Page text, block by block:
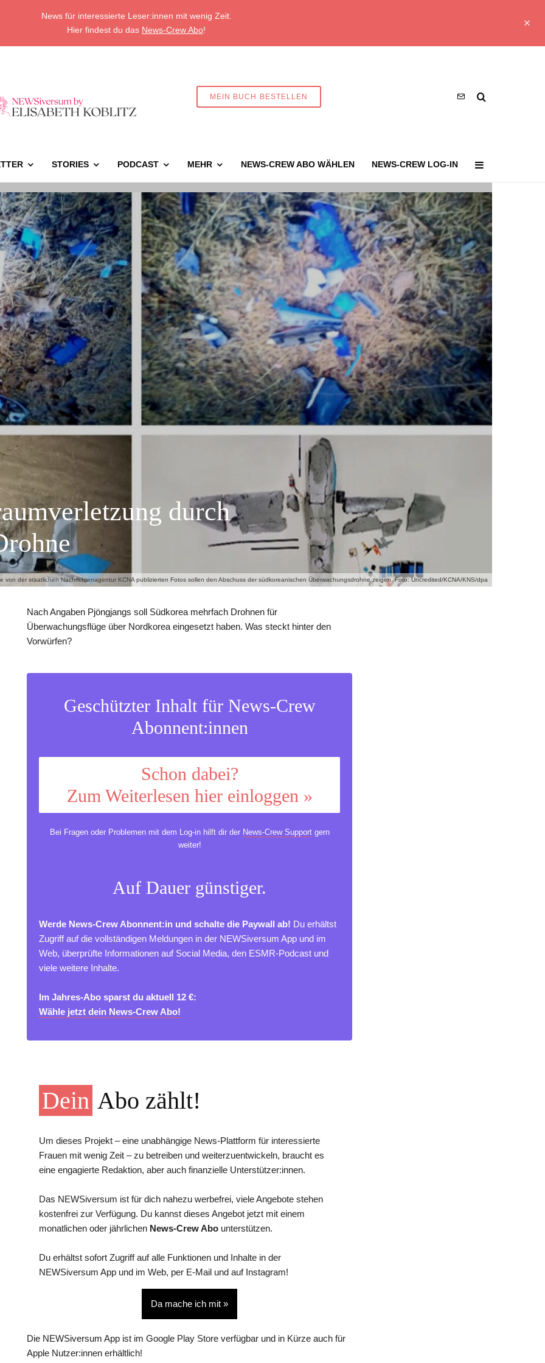
News für interessierte Leser:innen mit wenig Zeit.
Hier findest du das News-Crew Abo!
MEIN BUCH BESTELLEN
STORIES PODCAST MEHR NEWS-CREW ABO WÄHLEN NEWS-CREW LOG-IN
von der staatlichen Nachrichtenagentur KCNA publizierten Fotos sollen den Abschuss der südkoreanischen Überwachungsdrohne zeigen. Foto: Uncredited/KCNA/KNS/dpa
durch
Nach Angaben Pjöngjangs soll Südkorea mehrfach Drohnen für
Überwachungsflüge über Nordkorea eingesetzt haben. Was steckt hinter den
Vorwürfen?
Geschützter Inhalt für News-Crew
Abonnent:innen
Schon dabei?
Zum Weiterlesen hier einloggen »
Bei Fragen oder Problemen mit dem Log-in hilft dir der News-Crew Supportgern
weiter!
Auf Dauer günstiger.
Werde News-Crew Abonnent:in und schalte die Paywall ab! Du erhältst
Zugriff auf die vollständigen Meldungen in der NEWSiversum App und im
Web, überprüfte Informationen auf Social Media, den ESMR-Podcast und
viele weitere Inhalte.
Im Jahres-Abo sparst du aktuell 12 €:
Wähle jetzt dein News-Crew Abo!
Dein Abo zählt!
Um dieses Projekt – eine unabhängige News-Plattform für interessierte
Frauen mit wenig Zeit – zu betreiben und weiterzuentwickeln, braucht es
eine engagierte Redaktion, aber auch finanzielle Unterstützer:innen.
Das NEWSiversum ist für dich nahezu werbefrei, viele Angebote stehen
kostenfrei zur Verfügung. Du kannst dieses Angebot jetzt mit einem
monatlichen oder jährlichen News-Crew Abo unterstützen.
Du erhältst sofort Zugriff auf alle Funktionen und Inhalte in der
NEWSiversum App und im Web, per E-Mail und auf Instagram!
Da mache ich mit »
Die NEWSiversum App ist im Google Play Store verfügbar und in Kürze auch für
Apple Nutzer:innen erhältlich!